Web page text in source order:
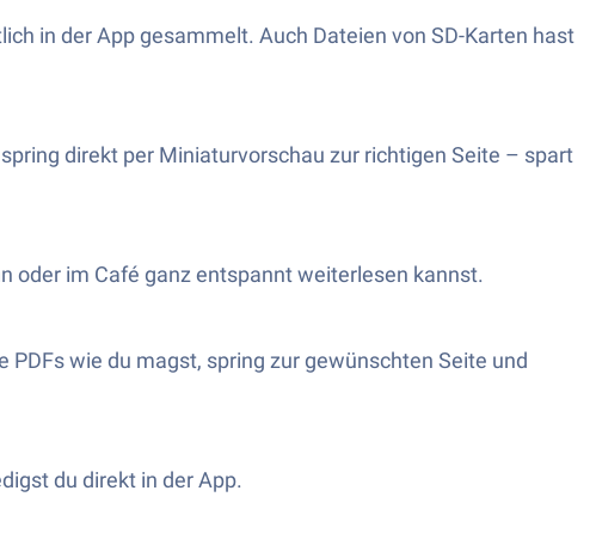
in der App gesammelt. Auch Dateien von SD-Karten hast
direkt per Miniaturvorschau zur richtigen Seite – spart
oder im Café ganz entspannt weiterlesen kannst.
wie du magst, spring zur gewünschten Seite und
du direkt in der App.